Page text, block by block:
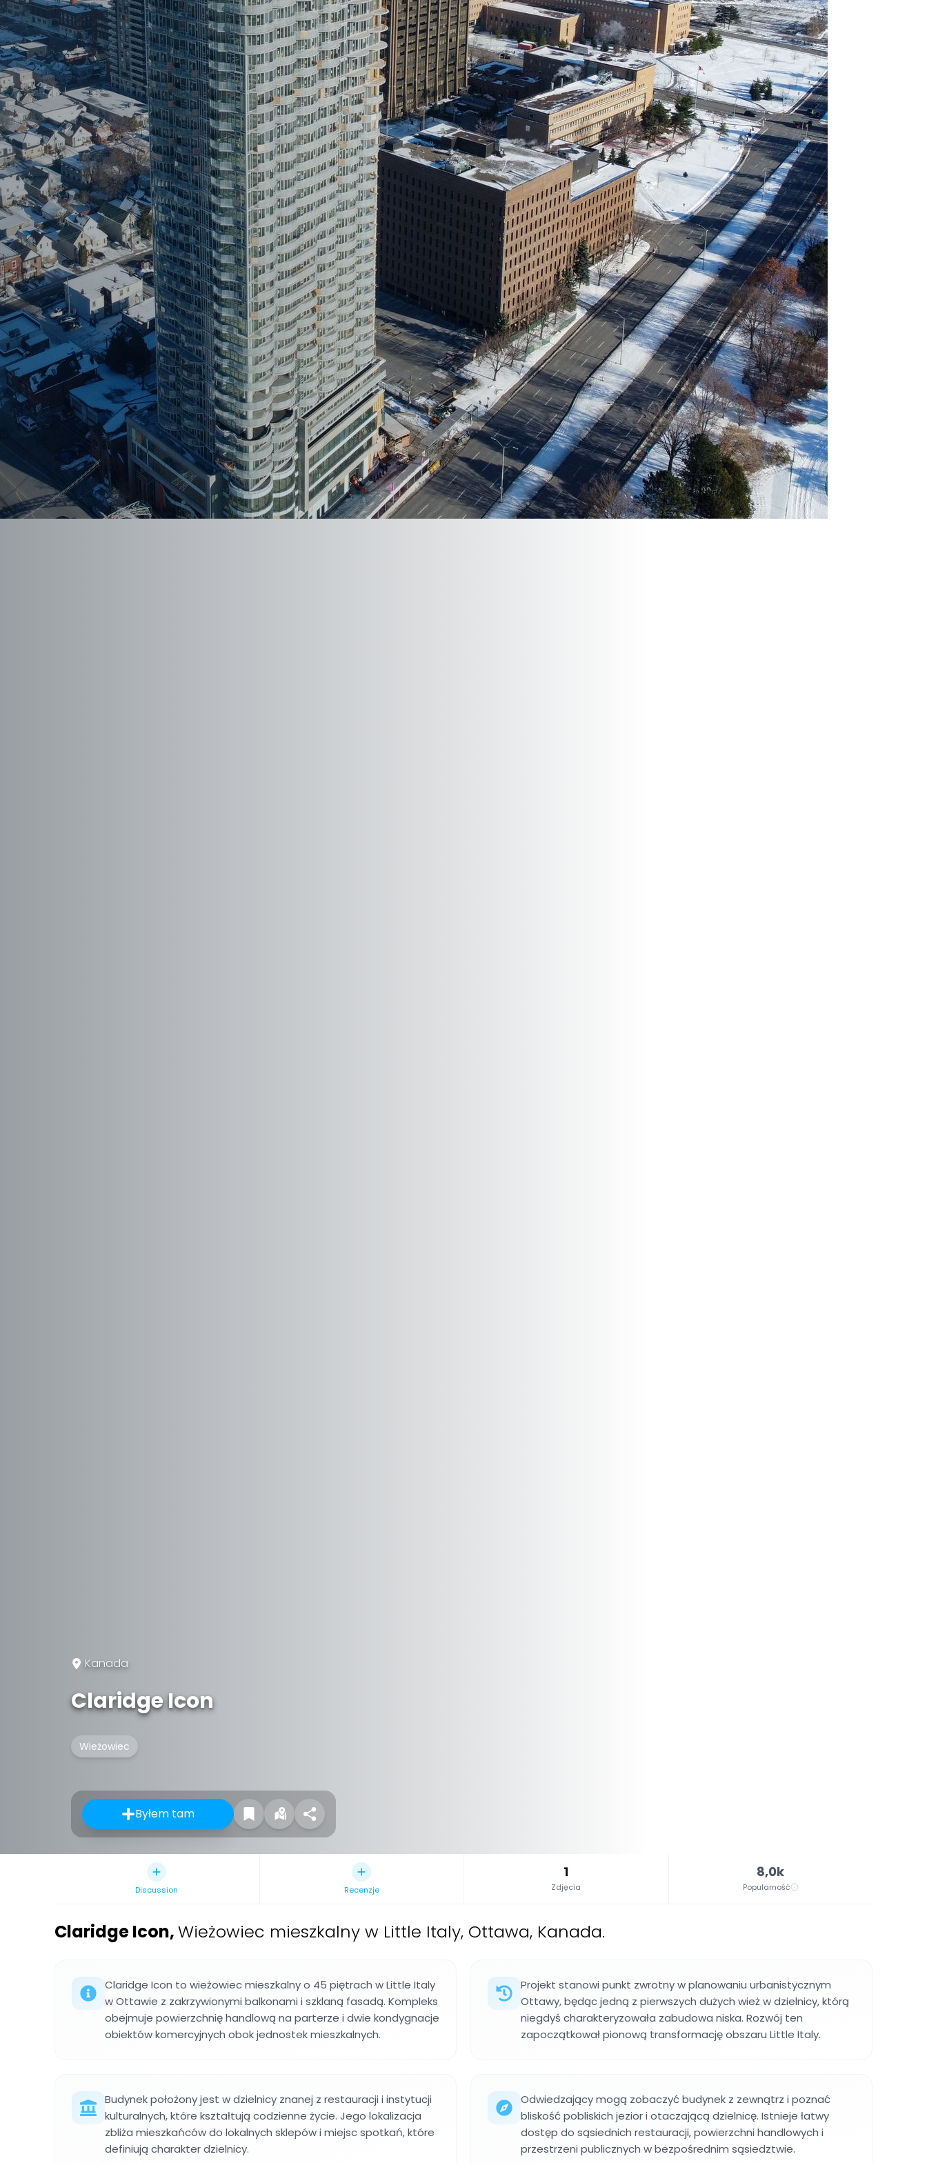
Kanada
Claridge Icon
Wieżowiec
Byłem tam
Discussion Recenzje
1
Zdjęcia
8,0k
Popularność
Claridge Icon,Wieżowiec mieszkalny w Little Italy, Ottawa, Kanada.
Claridge Icon to wieżowiec mieszkalny o 45 piętrach w Little Italy
w Ottawie z zakrzywionymi balkonami i szklaną fasadą. Kompleks
obejmuje powierzchnię handlową na parterze i dwie kondygnacje
obiektów komercyjnych obok jednostek mieszkalnych.
Projekt stanowi punkt zwrotny w planowaniu urbanistycznym
Ottawy, będąc jedną z pierwszych dużych wież w dzielnicy, którą
niegdyś charakteryzowała zabudowa niska. Rozwój ten
zapoczątkował pionową transformację obszaru Little Italy.
Budynek położony jest w dzielnicy znanej z restauracji i instytucji
kulturalnych, które kształtują codzienne życie. Jego lokalizacja
zbliża mieszkańców do lokalnych sklepów i miejsc spotkań, które
definiują charakter dzielnicy.
Odwiedzający mogą zobaczyć budynek z zewnątrz i poznać
bliskość pobliskich jezior i otaczającą dzielnicę. Istnieje łatwy
dostęp do sąsiednich restauracji, powierzchni handlowych i
przestrzeni publicznych w bezpośrednim sąsiedztwie.